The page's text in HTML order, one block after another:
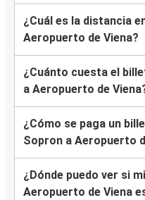
¿Cuál es la distancia
Aeropuerto de Viena?
¿Cuánto cuesta el
a Aeropuerto de
¿Cómo se paga un
Sopron a Aeropuerto
¿Dónde puedo ver si
Aeropuerto de Viena